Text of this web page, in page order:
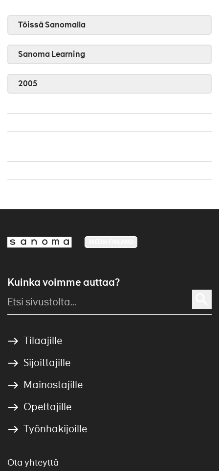
Töissä Sanomalla
Sanoma Learning
2005
Kuinka voimme auttaa?
Tilaajille
Sijoittajille
Mainostajille
Opettajille
Työnhakijoille
Ota yhteyttä